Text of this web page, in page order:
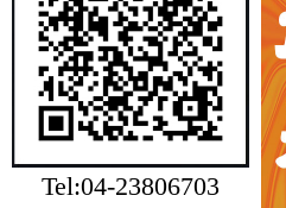
Tel:04-23806703